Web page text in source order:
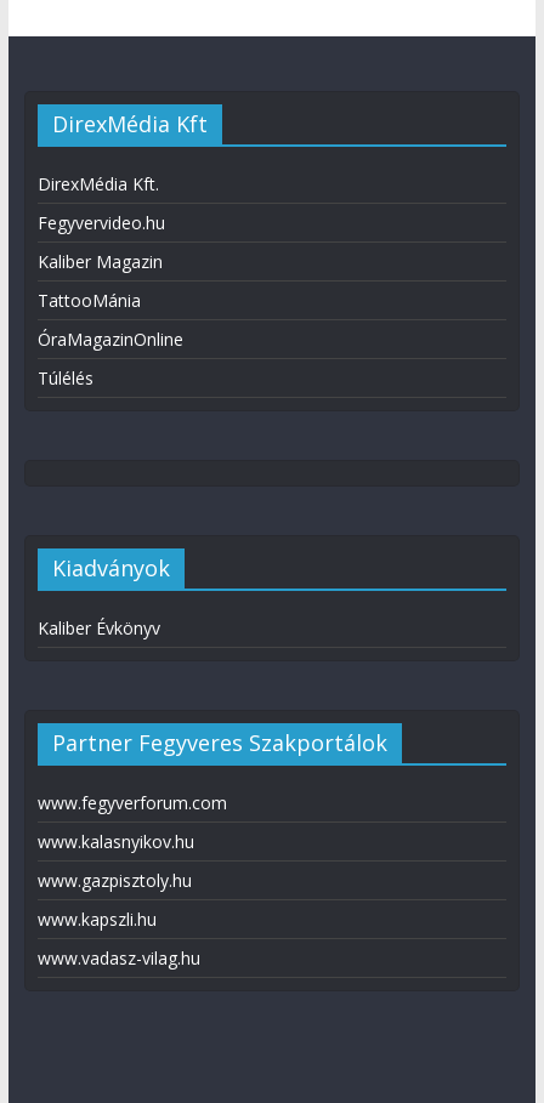
DirexMédia Kft
DirexMédia Kft.
Fegyvervideo.hu
Kaliber Magazin
TattooMánia
ÓraMagazinOnline
Túlélés
Kiadványok
Kaliber Évkönyv
Partner Fegyveres Szakportálok
www.fegyverforum.com
www.kalasnyikov.hu
www.gazpisztoly.hu
www.kapszli.hu
www.vadasz-vilag.hu